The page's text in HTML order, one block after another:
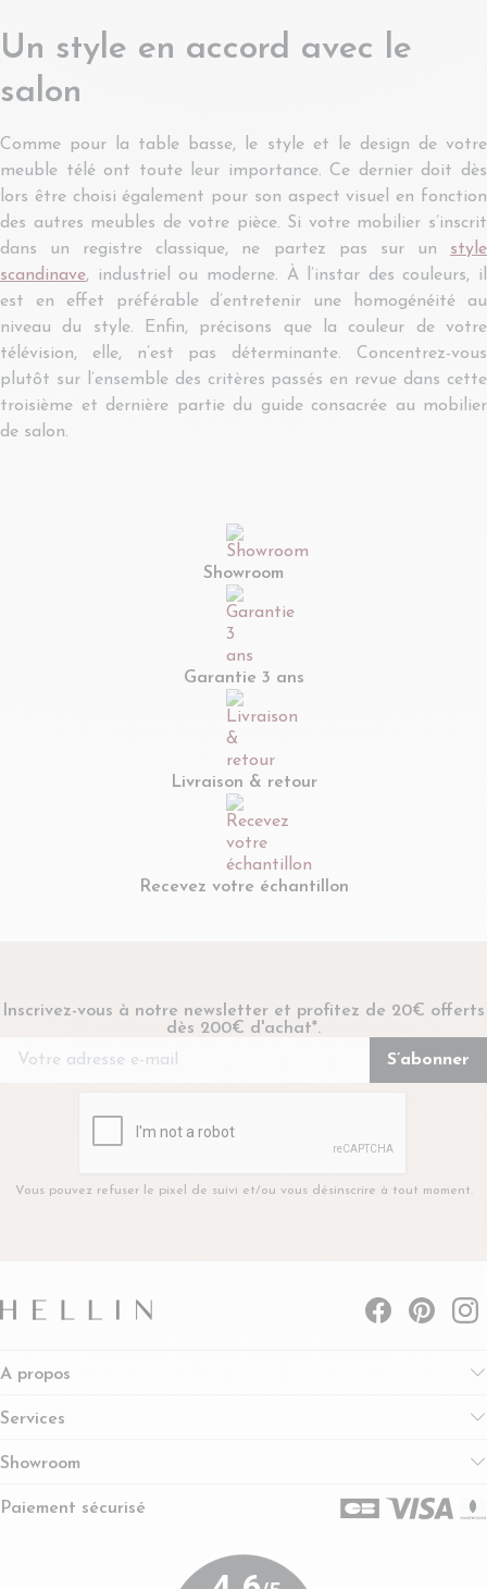
Un style en accord avec le
salon
Comme pour la table basse, le style et le design de votre
meuble télé ont toute leur importance. Ce dernier doit dès
lors être choisi également pour son aspect visuel en fonction
des autres meubles de votre pièce. Si votre mobilier s’inscrit
dans un registre classique, ne partez pas sur un style
scandinave, industriel ou moderne. À l’instar des couleurs, il
est en effet préférable d’entretenir une homogénéité au
niveau du style. Enfin, précisons que la couleur de votre
télévision, elle, n’est pas déterminante. Concentrez-vous
plutôt sur l’ensemble des critères passés en revue dans cette
troisième et dernière partie du guide consacrée au mobilier
de salon.
Showroom
Garantie 3 ans
Livraison & retour
Recevez votre échantillon
Inscrivez-vous à notre newsletter et profitez de 20€ offerts
dès 200€ d'achat*.
Vous pouvez refuser le pixel de suivi et/ou vous désinscrire à tout moment.
A propos
Services
Showroom
Paiement sécurisé